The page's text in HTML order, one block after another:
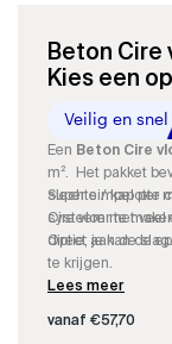
Beton Cire
Kies een
Een Beton Cire
m². Het pakket
slechte / kapotte
Cire vloer te
Super simpel per
systeem met veel
direct aan de slag.
Optie; je kan de
te krijgen.
Lees meer
vanaf €57,70